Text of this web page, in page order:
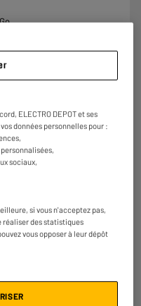
fois
ELECTRO DEPOT et ses
données personnelles pour :
sociaux,
si vous n'acceptez pas,
réaliser des statistiques
vous opposer à leur dépôt